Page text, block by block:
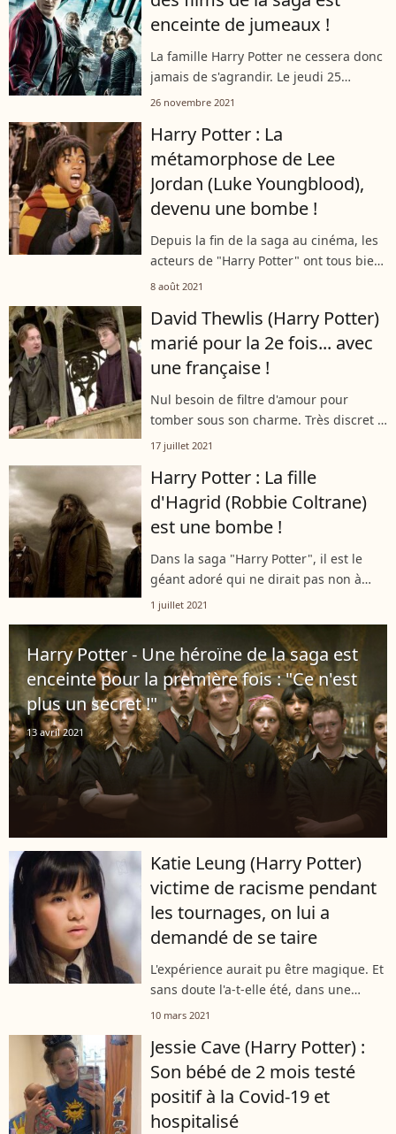
enceinte de jumeaux !
La famille Harry Potter ne cessera donc
jamais de s'agrandir. Le jeudi 25
novembre 2021, une ancienne
a, d'ailleurs, annoncé une très
heureuse...
26 novembre 2021
Harry Potter : La
métamorphose de Lee
Jordan (Luke Youngblood),
devenu une bombe !
Depuis la fin de la saga au cinéma, les
acteurs de "Harry Potter" ont tous bien
grandi et ont logiquement changé.
Jordan à l'écran, est lui carrément...
8 août 2021
David Thewlis (Harry Potter)
marié pour la 2e fois... avec
une française !
Nul besoin de filtre d'amour pour
tomber sous son charme. Très discret à
propos de sa relation avec Hermine,
annoncé qu'ils étaient mariés. Toutes...
17 juillet 2021
Harry Potter : La fille
d'Hagrid (Robbie Coltrane)
est une bombe !
Dans la saga "Harry Potter", il est le
géant adoré qui ne dirait pas non à
une histoire d'amour et, dans la vie,
rencontré l'élue de son coeur....
1 juillet 2021
Harry Potter - Une héroïne de la saga est
enceinte pour la première fois : "Ce n'est
plus un secret !"
13 avril 2021
Katie Leung (Harry Potter)
victime de racisme pendant
les tournages, on lui a
demandé de se taire
L'expérience aurait pu être magique. Et
sans doute l'a-t-elle été, dans une
certaine mesure. Hélas, Katie Leung,
des huit films "Harry Potter",...
10 mars 2021
Jessie Cave (Harry Potter) :
Son bébé de 2 mois testé
positif à la Covid-19 et
hospitalisé